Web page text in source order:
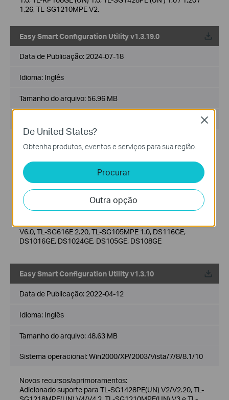
1,26, TL-SG1210MPE V2.
Easy Smart Configuration Utility v1.3.19.0
Data de Publicação: 2024-07-18
Idioma: Inglês
Tamanho do arquivo: 56.96 MB
Novos recursos/melhorias:
esta iteração adiciona suporte para os seguintes novos
modelos em comparação com a versão 1.3.17.0:
RP108GE(UN) 1.30, TL-SG1016PE(UN) 6.0
Notas:
Para TL-SG105E, TL-SG108E, TL-SG105PE, TL-SG108PE,
TL-RP108GE, RP108GE, TL-SG116E, TL-SG1016PE, TL-
SG1016DE, TL-SG1024DE, TL-SG1210MPE, TL-
V6.0, TL-SG616E 2.20, TL-SG105MPE 1.0, DS116GE,
DS1016GE, DS1024GE, DS105GE, DS108GE
Easy Smart Configuration Utility v1.3.10
Data de Publicação: 2022-04-12
Idioma: Inglês
Tamanho do arquivo:48.63 MB
Sistema operacional: Win2000/XP/2003/Vista/7/8/8.1/10
Novos recursos/aprimoramentos:
Adicionado suporte para TL-SG1428PE(UN) V2/V2.20, TL-
De United States?
Obtenha produtos, eventos e serviços para sua região.
Procurar
Outra opção
Close